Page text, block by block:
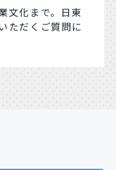
文化まで。日東
ただくご質問に